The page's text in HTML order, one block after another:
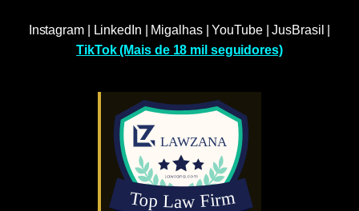
Instagram| LinkedIn Migalhas|YouTube|JusBrasil
TikTok (Mais de 18 mil seguidores)